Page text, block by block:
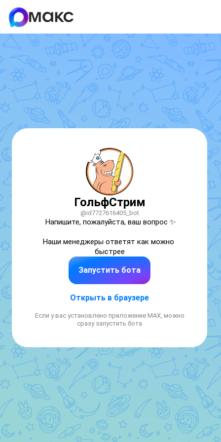
ГольфСтрим
@id7727616405_bot
Напишите, пожалуйста, ваш вопрос ✨
Наши менеджеры ответят как можно
быстрее
Запустить бота
Открыть в браузере
Если у вас установлено приложение MAX, можно
сразу запустить бота